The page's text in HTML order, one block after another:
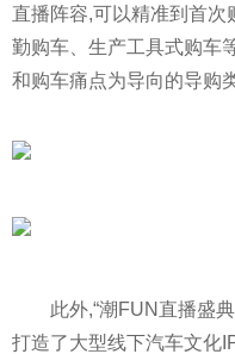
直播阵容,可以精准到首次
勤购车、生产工具式购车
和购车痛点为导向的导购
此外,“潮FUN直播盛
打造了大型线下汽车文化